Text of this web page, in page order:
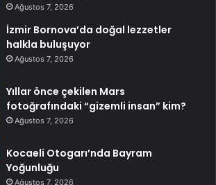
Ağustos 7, 2026
İzmir Bornova’da doğal lezzetler
halkla buluşuyor
Ağustos 7, 2026
Yıllar önce çekilen Mars
fotoğrafındaki “gizemli insan” kim?
Ağustos 7, 2026
Kocaeli Otogarı’nda Bayram
Yoğunluğu
Ağustos 7, 2026